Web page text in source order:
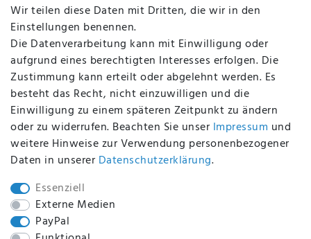
Impressum
BEQUEM UND SICHER BEZAHLEN MIT
BEI UNS SIND SIE SICHER!
WIR VERSENDEN MIT
Wir teilen diese Daten mit Dritten, die wir in den
Einstellungen benennen.
Die Datenverarbeitung kann mit Einwilligung oder
aufgrund eines berechtigten Interesses erfolgen. Die
Zustimmung kann erteilt oder abgelehnt werden. Es
besteht das Recht, nicht einzuwilligen und die
Einwilligung zu einem späteren Zeitpunkt zu ändern
oder zu widerrufen. Beachten Sie unser Impressum und
weitere Hinweise zur Verwendung personenbezogener
Daten in unserer Daten­schutz­erklärung.
Essenziell
Externe Medien
PayPal